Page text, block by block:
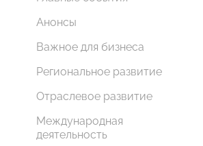
Анонсы
Важное для бизнеса
Региональное развитие
Отраслевое развитие
Международная
деятельность